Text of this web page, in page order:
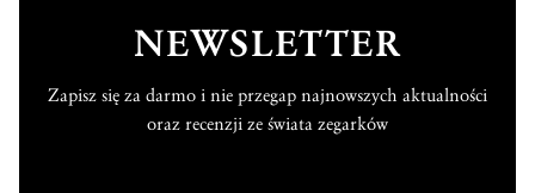
NEWSLETTER
Zapisz się za darmo i nie przegap najnowszych aktualności
oraz recenzji ze świata zegarków